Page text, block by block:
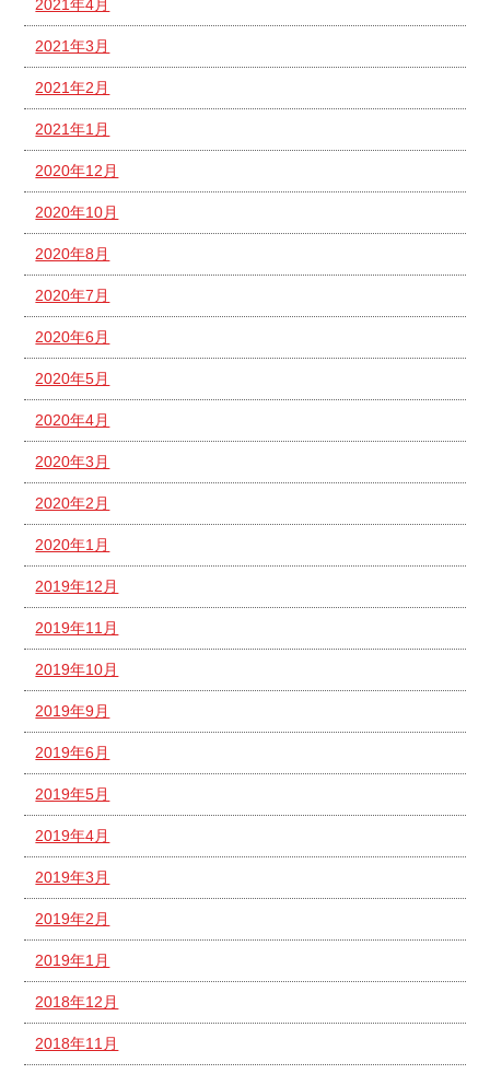
2021年4月
2021年3月
2021年2月
2021年1月
2020年12月
2020年10月
2020年8月
2020年7月
2020年6月
2020年5月
2020年4月
2020年3月
2020年2月
2020年1月
2019年12月
2019年11月
2019年10月
2019年9月
2019年6月
2019年5月
2019年4月
2019年3月
2019年2月
2019年1月
2018年12月
2018年11月